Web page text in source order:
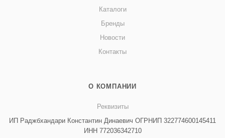
Каталоги
Бренды
Новости
Контакты
О КОМПАНИИ
Реквизиты
ИП Раджбхандари Константин Динаевич ОГРНИП 322774600145411
ИНН 772036342710